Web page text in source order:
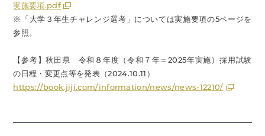
実施要項.pdf
※「大学３年生チャレンジ選考」については実施要項の5ページを
参照。
【参考】秋田県 令和８年度（令和７年＝2025年実施）採用試験
の日程・変更点等を発表（2024.10.11）
https://book.jiji.com/information/news/news-12210/